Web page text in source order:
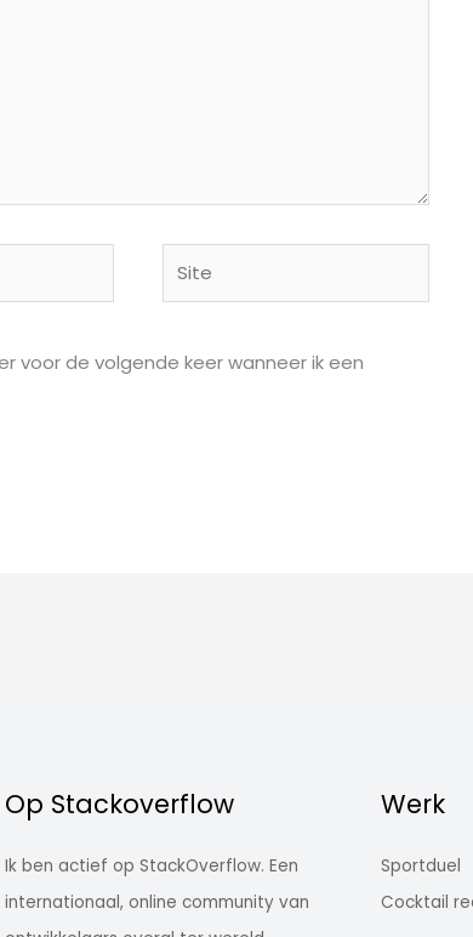
voor de volgende keer wanneer ik een
Op Stackoverflow
Ik ben actief op StackOverflow. Een
internationaal, online community van
Werk
Sportduel
Cocktail